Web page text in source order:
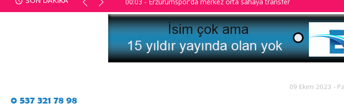
09 Ekim 2023 -